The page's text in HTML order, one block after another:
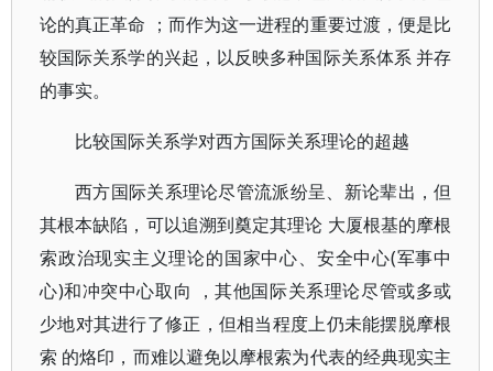
论的真正革命 ；而作为这一进程的重要过渡，便是比
较国际关系学的兴起，以反映多种国际关系体系 并存
的事实。
比较国际关系学对西方国际关系理论的超越
西方国际关系理论尽管流派纷呈、新论辈出，但
其根本缺陷，可以追溯到奠定其理论 大厦根基的摩根
索政治现实主义理论的国家中心、安全中心(军事中
心)和冲突中心取向 ，其他国际关系理论尽管或多或
少地对其进行了修正，但相当程度上仍未能摆脱摩根
索 的烙印，而难以避免以摩根索为代表的经典现实主